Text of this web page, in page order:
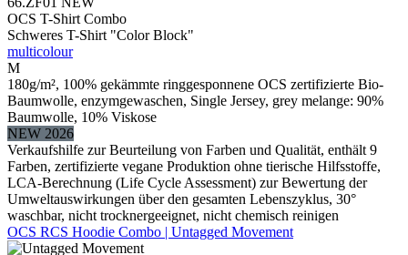
OCS T-Shirt Combo
Schweres T-Shirt "Color Block"
multicolour
M
180g/m², 100% gekämmte ringgesponnene OCS zertifizierte Bio-
Baumwolle, enzymgewaschen, Single Jersey, grey melange: 90%
Baumwolle, 10% Viskose
NEW 2026
Verkaufshilfe zur Beurteilung von Farben und Qualität, enthält 9
Farben, zertifizierte vegane Produktion ohne tierische Hilfsstoffe,
LCA-Berechnung (Life Cycle Assessment) zur Bewertung der
Umweltauswirkungen über den gesamten Lebenszyklus, 30°
waschbar, nicht trocknergeeignet, nicht chemisch reinigen
OCS RCS Hoodie Combo | Untagged Movement